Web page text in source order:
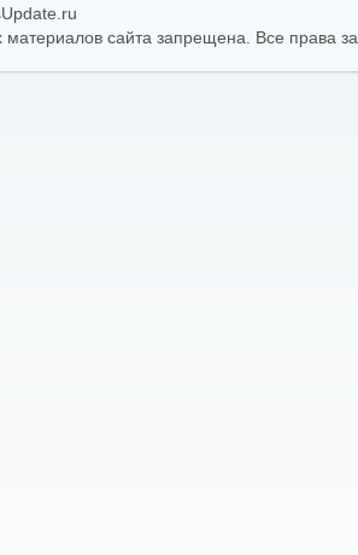
материалов сайта запрещена. Все права